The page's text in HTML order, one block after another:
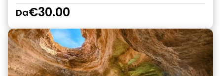
Da€30.00